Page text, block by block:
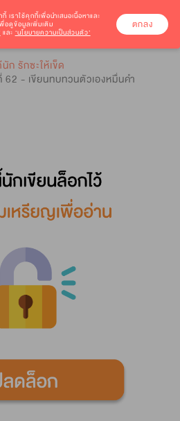
ก รักซะให้เข็ด
62 - เขียนทบทวนตัวเองหมื่นคำ
กี้ เราใช้คุกกี้เพื่อนำเสนอเนื้อหาและ
อดูข้อมูลเพิ่มเติม
และ ‘นโยบายความเป็นส่วนตัว’
ตกลง